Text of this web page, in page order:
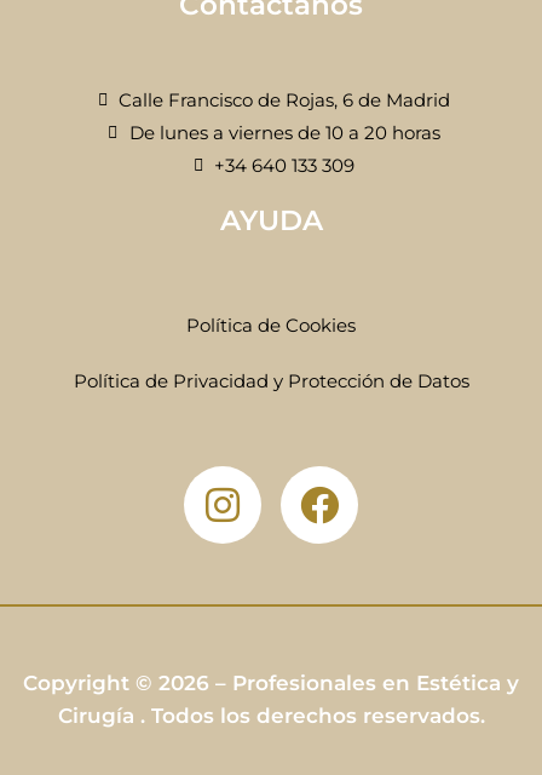
AYUDA
Política de Cookies
Política de Privacidad y Protección de Datos
Calle Francisco de Rojas, 6 de Madrid
De lunes a viernes de 10 a 20 horas
+34 640 133 309
Copyright © 2026 – Profesionales en Estética y
Cirugía . Todos los derechos reservados.